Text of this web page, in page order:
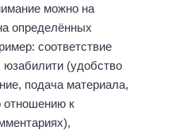
можно на
определённых
соответствие
юзабилити (удобство
подача материала,
отношению к